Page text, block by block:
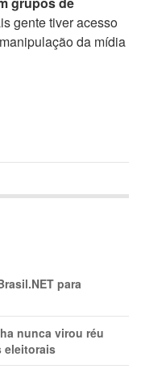
gente tiver acesso
da mídia
para
nunca virou réu
eleitorais